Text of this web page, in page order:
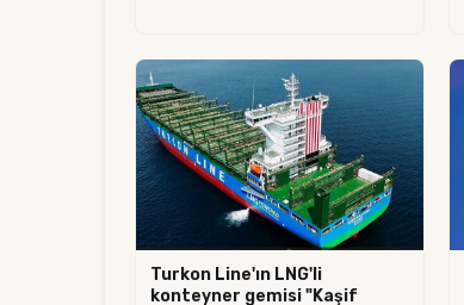
Turkon Line'ın LNG'li
konteyner gemisi "Kaşif